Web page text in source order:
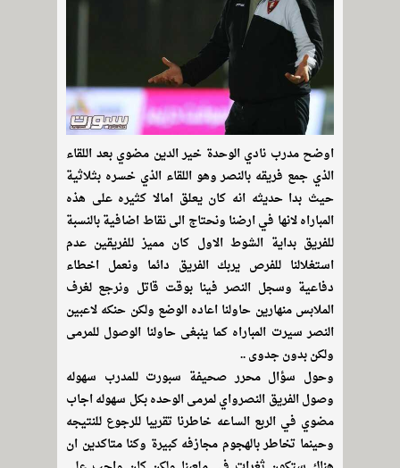
اوضح مدرب نادي الوحدة خير الدين مضوي بعد اللقاء
الذي جمع فريقه بالنصر وهو اللقاء الذي خسره بثلاثية
حيث بدا حديثه انه كان يعلق امالا كثيره على هذه
المباراه لانها في ارضنا ونحتاج الى نقاط اضافية بالنسبة
للفريق بداية الشوط الاول كان مميز للفريقين عدم
استغلالنا للفرص يربك الفريق دائما ونعمل اخطاء
دفاعية وسجل النصر فينا بوقت قاتل ونرجع لغرف
الملابس منهارين حاولنا اعاده الوضع ولكن حنكه لاعبين
النصر سيرت المباراه كما ينبغى حاولنا الوصول للمرمى
ولكن بدون جدوى ..
وحول سؤال محرر صحيفة سبورت للمدرب سهوله
وصول الفريق النصرواي لمرمى الوحده بكل سهوله اجاب
مضوي في الربع الساعه خاطرنا تقريبا للرجوع للنتيجه
وحينما تخاطر بالهجوم مجازفه كبيرة وكنا متاكدين ان